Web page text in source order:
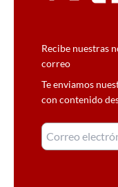
Recibe nuestras
correo
Te enviamos
con contenido